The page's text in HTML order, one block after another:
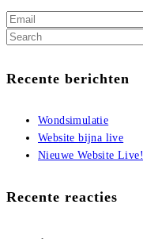
Recente berichten
Wondsimulatie
Website bijna live
Nieuwe Website Live!
Recente reacties